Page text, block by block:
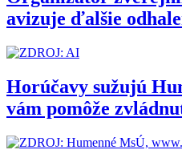
avizuje ďalšie
Horúčavy sužujú
vám pomôže